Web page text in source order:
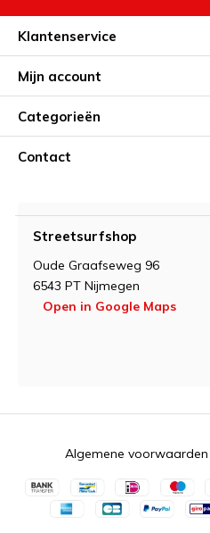
Klantenservice
Mijn account
Categorieën
Contact
Streetsurfshop
Oude Graafseweg 96
6543 PT Nijmegen
Open in Google Maps
Algemene voorwaarden